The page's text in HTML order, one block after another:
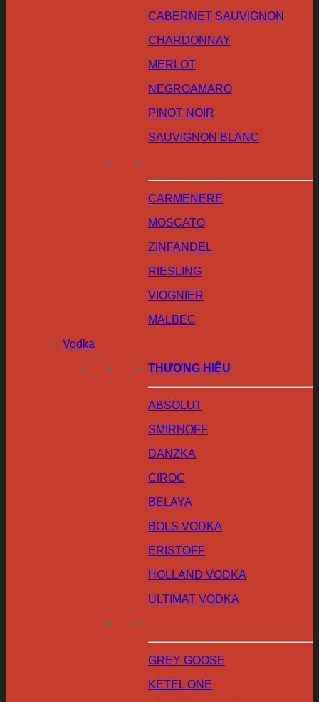
CABERNET SAUVIGNON
CHARDONNAY
MERLOT
NEGROAMARO
PINOT NOIR
SAUVIGNON BLANC
CARMENERE
MOSCATO
ZINFANDEL
RIESLING
VIOGNIER
MALBEC
Vodka
THƯƠNG HIỆU
ABSOLUT
SMIRNOFF
DANZKA
CIROC
BELAYA
BOLS VODKA
ERISTOFF
HOLLAND VODKA
ULTIMAT VODKA
GREY GOOSE
KETEL ONE